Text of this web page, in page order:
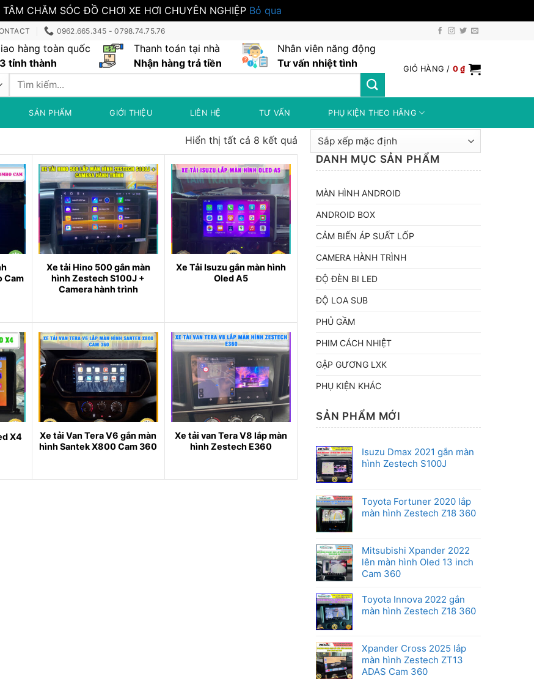
TÂM CHĂM SÓC ĐỒ CHƠI XE HƠI CHUYÊN NGHIỆP Bỏ qua
0962.665.345 - 0798.74.75.76
hàng toàn quốc
tỉnh thành
Thanh toán tại nhà
Nhận hàng trả tiền
Nhân viên năng động
Tư vấn nhiệt tình
Tìm
GIỎ HÀNG / 0₫
SẢN PHẨM GIỚI THIỆU LIÊN HỆ TƯ VẤN PHỤ KIỆN THEO HÃNG
Hiển thị tất cả 8 kết quả
Cam
Xe tải Hino 500 gắn màn
hình Zestech S100J +
Camera hành trình
Xe Tải Isuzu gắn màn hình
Oled A5
X4
Xe tải Van Tera V6 gắn màn
hình Santek X800 Cam 360
Xe tải van Tera V8 lắp màn
hình Zestech E360
DANH MỤC SẢN PHẨM
MÀN HÌNH ANDROID
ANDROID BOX
CẢM BIẾN ÁP SUẤT LỐP
CAMERA HÀNH TRÌNH
ĐỘ ĐÈN BI LED
ĐỘ LOA SUB
PHỦ GẦM
PHIM CÁCH NHIỆT
GẬP GƯƠNG LXK
PHỤ KIỆN KHÁC
SẢN PHẨM MỚI
Isuzu Dmax 2021 gắn màn
hình Zestech S100J
Toyota Fortuner 2020 lắp
màn hình Zestech Z18 360
Mitsubishi Xpander 2022
lên màn hình Oled 13 inch
Cam 360
Toyota Innova 2022 gắn
màn hình Zestech Z18 360
Xpander Cross 2025 lắp
màn hình Zestech ZT13
ADAS Cam 360